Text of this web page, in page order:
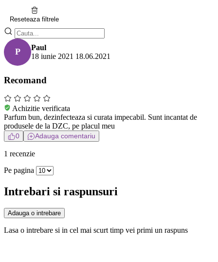
Reseteaza filtrele
P
Paul
18 iunie 2021 18.06.2021
Recomand
Achizitie verificata
Parfum bun, dezinfecteaza si curata impecabil. Sunt incantat de
produsele de la DZC, pe placul meu
0 Adauga comentariu
1 recenzie
Pe pagina
Intrebari si raspunsuri
Adauga o intrebare
Lasa o intrebare si in cel mai scurt timp vei primi un raspuns